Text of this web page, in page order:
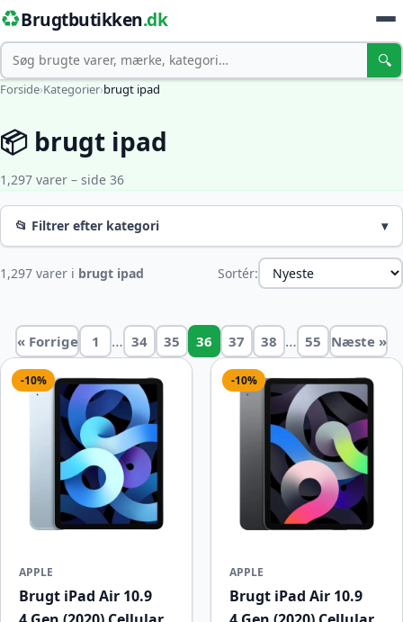
♻️Brugtbutikken.dk
Søg 🔍
Forside›Kategorier›brugt ipad
📦 brugt ipad
1,297 varer – side 36
📂 Filtrer efter kategori ▾
1,297 varer i brugt ipad Sortér:
« Forrige 1 … 34 35 36 37 38 … 55 Næste »
-10%
APPLE
Brugt iPad Air 10.9
-10%
APPLE
Brugt iPad Air 10.9